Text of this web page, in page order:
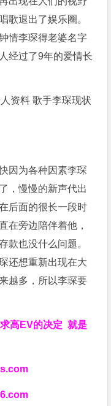
歌退出了娱乐圈。
情李琛得老婆名字
经过了9年的爱情长
因为各种因素李琛
，慢慢的新声代出
后面的很长一段时
在旁边陪伴着他，
款也没什么问题。
还想重新出现在大
越多，所以李琛要
高EV的决定就是